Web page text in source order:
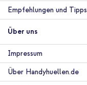
Empfehlungen und Tipps
Über uns
Impressum
Über Handyhuellen.de